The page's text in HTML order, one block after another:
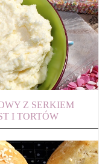
Z SERKIEM
I TORTÓW